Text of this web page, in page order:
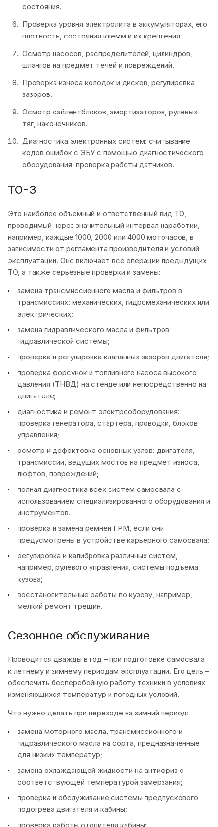
состояния.
Проверка уровня электролита в аккумуляторах, его
плотность, состояния клемм и их крепления.
Осмотр насосов, распределителей, цилиндров,
шлангов на предмет течей и повреждений.
Проверка износа колодок и дисков, регулировка
зазоров.
Осмотр сайлентблоков, амортизаторов, рулевых
тяг, наконечников.
Диагностика электронных систем: считывание
кодов ошибок с ЭБУ с помощью диагностического
оборудования, проверка работы датчиков.
ТО-3
Это наиболее объемный и ответственный вид ТО,
проводимый через значительный интервал наработки,
например, каждые 1000, 2000 или 4000 моточасов, в
зависимости от регламента производителя и условий
эксплуатации. Оно включает все операции предыдущих
ТО, а также серьезные проверки и замены:
замена трансмиссионного масла и фильтров в
трансмиссиях: механических, гидромеханических или
электрических;
замена гидравлического масла и фильтров
гидравлической системы;
проверка и регулировка клапанных зазоров двигателя;
проверка форсунок и топливного насоса высокого
давления (ТНВД) на стенде или непосредственно на
двигателе;
диагностика и ремонт электрооборудования:
проверка генератора, стартера, проводки, блоков
управления;
осмотр и дефектовка основных узлов: двигателя,
трансмиссии, ведущих мостов на предмет износа,
люфтов, повреждений;
полная диагностика всех систем самосвала с
использованием специализированного оборудования и
инструментов.
проверка и замена ремней ГРМ, если они
предусмотрены в устройстве карьерного самосвала;
регулировка и калибровка различных систем,
например, рулевого управления, системы подъема
кузова;
восстановительные работы по кузову, например,
мелкий ремонт трещин.
Сезонное обслуживание
Проводится дважды в год – при подготовке самосвала
к летнему и зимнему периодам эксплуатации. Его цель –
обеспечить бесперебойную работу техники в условиях
изменяющихся температур и погодных условий.
Что нужно делать при переходе на зимний период:
замена моторного масла, трансмиссионного и
гидравлического масла на сорта, предназначенные
для низких температур;
замена охлаждающей жидкости на антифриз с
соответствующей температурой замерзания;
проверка и обслуживание системы предпускового
подогрева двигателя и кабины;
проверка работы отопителя кабины;